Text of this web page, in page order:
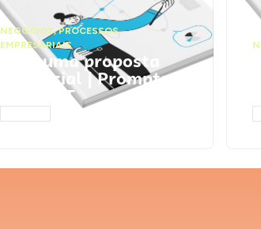
NEGÓCIOS,PROCESSOS
EMPRESARIAIS
Faça uma proposta
comercial | Prompts
ChatGPT